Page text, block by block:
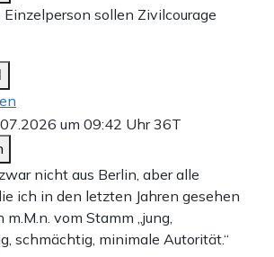
sollen Zivilcourage
um 09:42 Uhr36T
nicht aus Berlin, aber alle
ich in den letzten Jahren gesehen
m.M.n. vom Stamm „jung,
schmächtig, minimale Autorität.“